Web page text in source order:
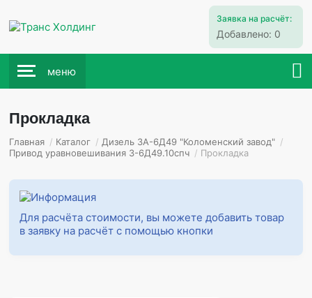
Заявка на расчёт:
Добавлено: 0
меню
Прокладка
Главная / Каталог / Дизель 3А-6Д49 "Коломенский завод" /
Привод уравновешивания 3-6Д49.10спч / Прокладка
Для расчёта стоимости, вы можете добавить товар
в заявку на расчёт с помощью кнопки